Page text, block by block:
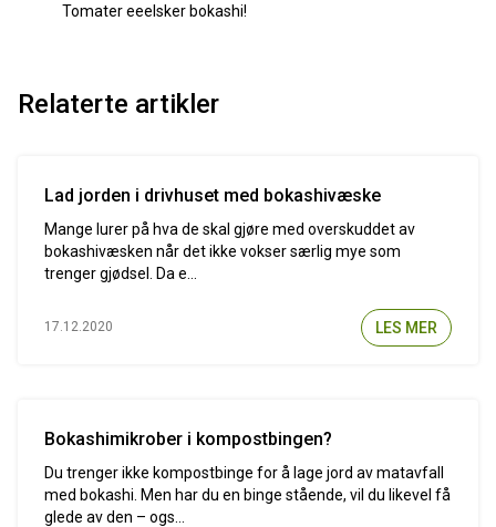
Tomater eeelsker bokashi!
Relaterte artikler
Lad jorden i drivhuset med bokashivæske
Mange lurer på hva de skal gjøre med overskuddet av
bokashivæsken når det ikke vokser særlig mye som
trenger gjødsel. Da e...
17.12.2020 LES MER
Bokashimikrober i kompostbingen?
Du trenger ikke kompostbinge for å lage jord av matavfall
med bokashi. Men har du en binge stående, vil du likevel få
glede av den – ogs...